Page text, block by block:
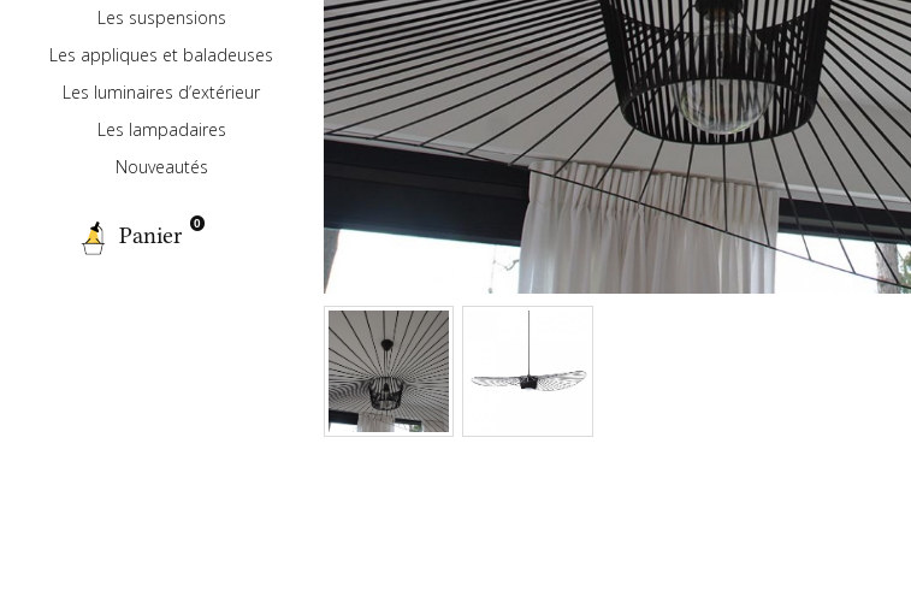
Les suspensions
Les appliques et baladeuses
Les luminaires d’extérieur
Les lampadaires
Nouveautés
Panier 0